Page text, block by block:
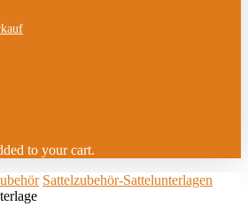
to your cart.
Sattelzubehör-Sattelunterlagen